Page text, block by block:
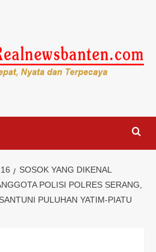
16
SOSOK YANG DIKENAL
POLISI POLRES SERANG,
PULUHAN YATIM-PIATU